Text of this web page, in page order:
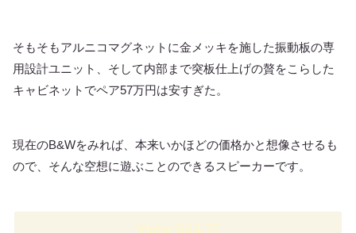
そもそもアルニコマグネットに金メッキを施した振動板の専
用設計ユニット、そして内部まで突板仕上げの贅をこらした
キャビネットでペア57万円は安すぎた。
現在のB&Wをみれば、本来いかほどの価格かと想像させるも
ので、そんな空想に遊ぶことのできるスピーカーです。
Victor SX-L77